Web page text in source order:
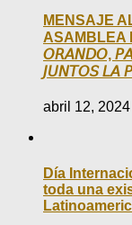
MENSAJE
𝘖𝘙𝘈𝘕𝘋𝘖,
𝘑𝘜𝘕𝘛𝘖𝘚 𝘓𝘈
abril 12, 2024
Día
toda una